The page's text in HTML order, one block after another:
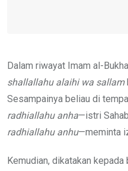
Dalam riwayat Imam al-
shallallahu alaihi wa sallam
Sesampainya beliau di
radhiallahu anha—istri
radhiallahu anhu—meminta
Kemudian, dikatakan kepada